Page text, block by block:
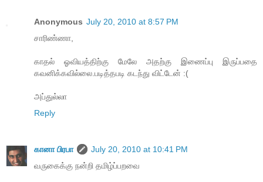
Anonymous July 20, 2010 at 8:57 PM
சாரிண்ணா,
காதல் ஓவியத்திற்கு மேலே அதற்கு இணைப்பு இருப்பதை
கவனிக்கவில்லை.படித்தபடி கடந்து விட்டேன் :(
அப்துல்லா
Reply
கானா பிரபா
July 20, 2010 at 10:41 PM
வருகைக்கு நன்றி தமிழ்ப்பறவை